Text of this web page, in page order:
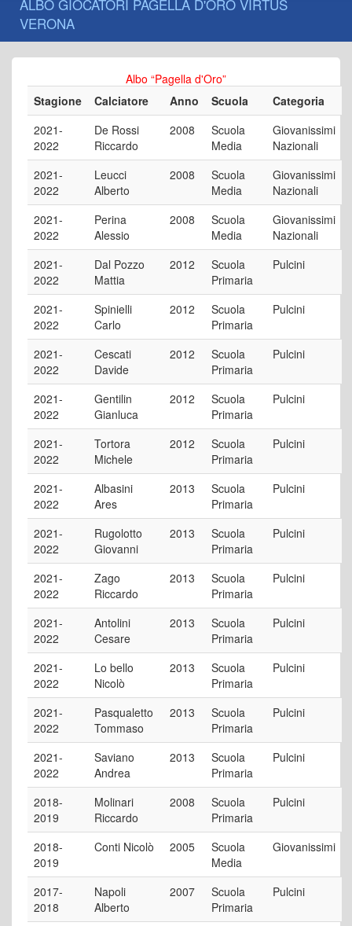
ALBO GIOCATORI PAGELLA D'ORO VIRTUS
VERONA
Albo “Pagella d'Oro”
Stagione
Calciatore Anno Scuola
Categoria
2021-
2022
De Rossi
Riccardo
2008
Scuola
Media
Giovanissimi
Nazionali
2021-
2022
Leucci
Alberto
2008
Scuola
Media
Giovanissimi
Nazionali
2021-
2022
Perina
Alessio
2008
Scuola
Media
Giovanissimi
Nazionali
2021-
2022
Dal Pozzo
Mattia
2012
Scuola
Primaria
Pulcini
2021-
2022
Spinielli
Carlo
2012
Scuola
Primaria
Pulcini
2021-
2022
Cescati
Davide
2012
Scuola
Primaria
Pulcini
2021-
2022
Gentilin
Gianluca
2012
Scuola
Primaria
Pulcini
2021-
2022
Tortora
Michele
2012
Scuola
Primaria
Pulcini
2021-
2022
Albasini
Ares
2013
Scuola
Primaria
Pulcini
2021-
2022
Rugolotto
Giovanni
2013
Scuola
Primaria
Pulcini
2021-
2022
Zago
Riccardo
2013
Scuola
Primaria
Pulcini
2021-
2022
Antolini
Cesare
2013
Scuola
Primaria
Pulcini
2021-
2022
Lo bello
Nicolò
2013
Scuola
Primaria
Pulcini
2021-
2022
Pasqualetto
Tommaso
2013
Scuola
Primaria
Pulcini
2021-
2022
Saviano
Andrea
2013
Scuola
Primaria
Pulcini
2018-
2019
Molinari
Riccardo
2008
Scuola
Primaria
Pulcini
2018-
2019
Conti Nicolò 2005
Scuola
Media
Giovanissimi
2017-
2018
Napoli
Alberto
2007
Scuola
Primaria
Pulcini